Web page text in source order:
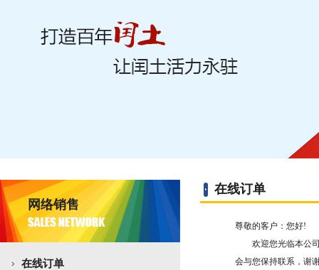
网络销售
在线订单
在线订单
尊敬的客户：您好!
欢迎您光临本公司
会与您保持联系，谢